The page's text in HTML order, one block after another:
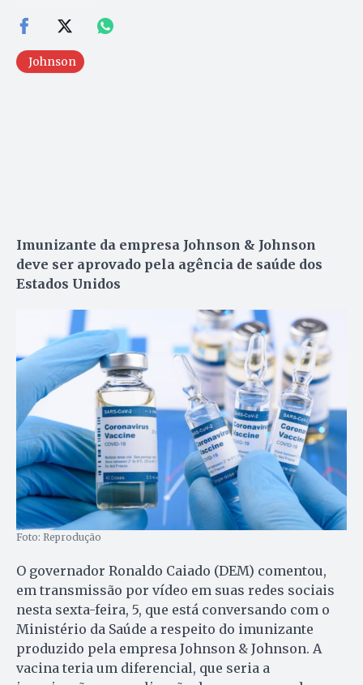
Johnson
Imunizante da empresa Johnson & Johnson
deve ser aprovado pela agência de saúde dos
Estados Unidos
Foto: Reprodução
O governador Ronaldo Caiado (DEM) comentou,
em transmissão por vídeo em suas redes sociais
nesta sexta-feira, 5, que está conversando com o
Ministério da Saúde a respeito do imunizante
produzido pela empresa Johnson & Johnson. A
vacina teria um diferencial, que seria a